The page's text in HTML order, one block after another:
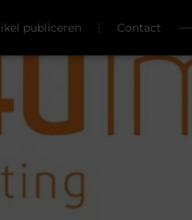
publiceren Contact